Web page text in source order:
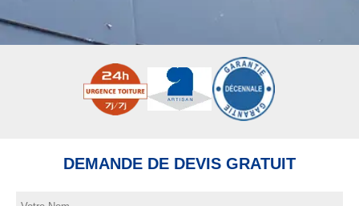
DEMANDE DE DEVIS GRATUIT